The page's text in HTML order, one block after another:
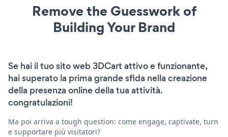
Remove the Guesswork of
Building Your Brand
Se hai il tuo sito web 3DCart attivo e funzionante,
hai superato la prima grande sfida nella creazione
della presenza online della tua attività.
congratulazioni!
Ma poi arriva a tough question: come engage, captivate, turn
e supportare più visitatori?